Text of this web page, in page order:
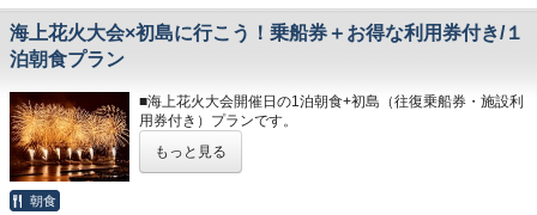
掛かります。
・15:00～24:00（最終入場 23:30）
◆エステ・岩盤浴・貸切露天風呂
事前予約制です。
詳細については＜0557-82-8111＞までお問い合わせくださ
い。
お部屋から見る景色は「感動」間違いなし。
朝焼けやサンビーチの夜景が一望できます。
＊３歳未満のお子様がいらっしゃる場合は、備考欄へご記入
スにお客様自
身でお布団を敷いて頂いております。
◆お食事
海上花火大会×初島に行こう！乗船券＋お得な利用券付き/１
泊朝食プラン
■海上花火大会開催日の1泊朝食+初島（往復乗船券・施設利
用券付き）プランです。
※人混みを避けてお部屋からゆったりと花火がご覧いただけ
ます。
もっと見る
朝食